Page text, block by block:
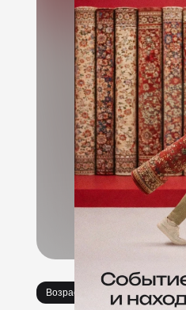
Возраст 16+ Концерты